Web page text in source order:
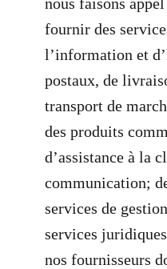
fournir des
l’information et
postaux, de
transport de
des produits
d’assistance à la
communication;
services de
services
nos fournisseurs